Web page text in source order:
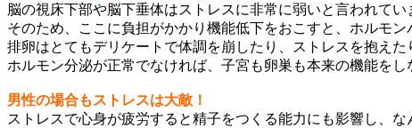
脳の視床下部や脳下垂体はストレスに非常に弱いと言われてい
そのため、ここに負担がかかり機能低下をおこすと、ホルモン
排卵はとてもデリケートで体調を崩したり、ストレスを抱えた
ホルモン分泌が正常でなければ、子宮も卵巣も本来の機能をし
男性の場合もストレスは大敵！
ストレスで心身が疲労すると精子をつくる能力にも影響し、